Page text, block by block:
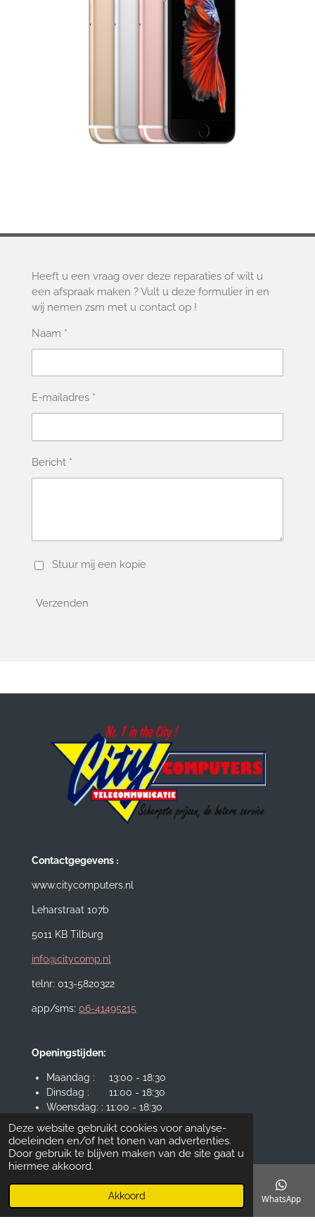
Deze website gebruikt cookies voor analyse-
doeleinden en/of het tonen van advertenties.
Door gebruik te blijven maken van de site gaat u
hiermee akkoord.
Akkoord
Heeft u een vraag over deze reparaties of wilt u
een afspraak maken ? Vult u deze formulier in en
wij nemen zsm met u contact op !
Naam *
E-mailadres *
Bericht *
Stuur mij een kopie
Verzenden
Contactgegevens:
www.citycomputers.nl
Leharstraat 107b
5011 KB Tilburg
info@citycomp.nl
telnr: 013-5820322
app/sms: 06-41495215
Openingstijden:
Maandag : 13:00 - 18:30
Dinsdag : 11:00 - 18:30
Woensdag: : 11:00 - 18:30
Donderdag : 11:00 - 18:30
Vrijdag : 11:00 - 19:00
Zaterdag: : 11:00 - 17:30
© 2025 City Computers VOF
Telefoonnummer WhatsApp